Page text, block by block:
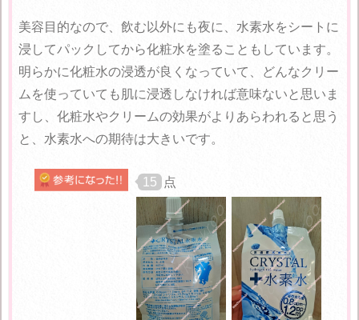
美容目的なので、飲む以外にも夜に、水素水をシートに
浸してパックしてから化粧水を塗ることもしています。
明らかに化粧水の浸透が良くなっていて、どんなクリー
ムを使っていても肌に浸透しなければ意味ないと思いま
すし、化粧水やクリームの効果がよりあらわれると思う
と、水素水への期待は大きいです。
15 点